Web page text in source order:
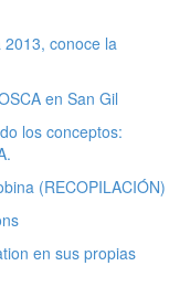
conoce la
en San Gil
los conceptos:
(RECOPILACIÓN)
en sus propias